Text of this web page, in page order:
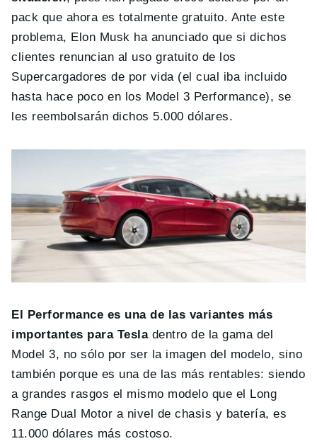
pack que ahora es totalmente gratuito. Ante este
problema, Elon Musk ha anunciado que si dichos
clientes renuncian al uso gratuito de los
Supercargadores de por vida (el cual iba incluido
hasta hace poco en los Model 3 Performance), se
les reembolsarán dichos 5.000 dólares.
El Performance es una de las variantes más
importantes para Tesladentro de la gama del
Model 3, no sólo por ser la imagen del modelo, sino
también porque es una de las más rentables: siendo
a grandes rasgos el mismo modelo que el Long
Range Dual Motor a nivel de chasis y batería, es
11.000 dólares más costoso.